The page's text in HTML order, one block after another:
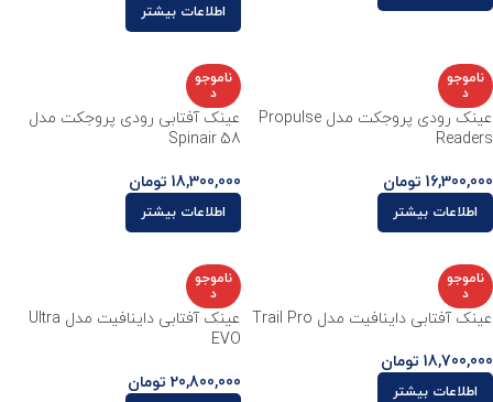
اطلاعات بیشتر
ناموجو
د
عینک رودی پروجکت مدل Propulse
Readers
16,300,000 تومان
اطلاعات بیشتر
ناموجو
د
عینک آفتابی رودی پروجکت مدل
Spinair 58
18,300,000 تومان
اطلاعات بیشتر
ناموجو
د
عینک آفتابی داینافیت مدل Trail Pro
18,700,000 تومان
اطلاعات بیشتر
ناموجو
د
عینک آفتابی داینافیت مدل Ultra
EVO
20,800,000 تومان